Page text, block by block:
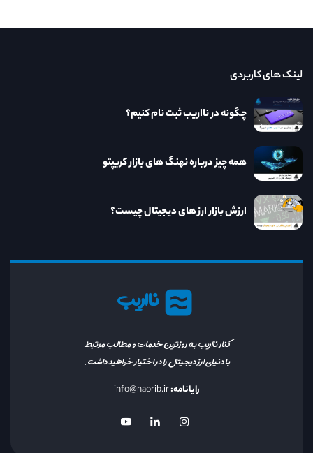
نااریب
کنار نااریب به روزترین خدمات و مطالب مرتبط
با دنیای ارز دیجیتال را در اختیار خواهید داشت.
رایانامه:info@naorib.ir
لینک های کاربردی
چگونه در نااریب ثبت نام کنیم؟
همه چیز درباره نهنگ های بازار کریپتو
ارزش بازار ارز های دیجیتال چیست؟